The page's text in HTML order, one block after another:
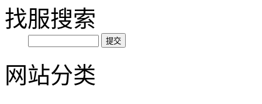
找服搜索
网站分类